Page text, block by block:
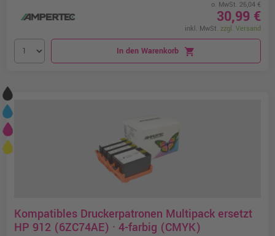
o. MwSt. 26,04 €
30,99 €
inkl. MwSt. zzgl. Versand
In den Warenkorb shopping_cart
Kompatibles Druckerpatronen Multipack ersetzt
HP 912 (6ZC74AE) · 4-farbig (CMYK)